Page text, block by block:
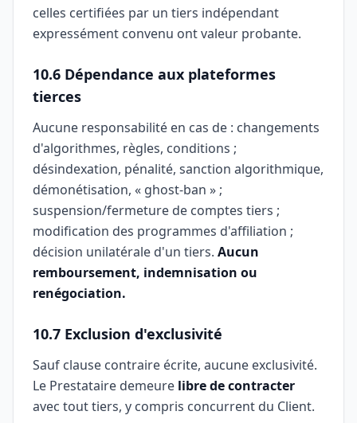
celles certifiées par un tiers indépendant
expressément convenu ont valeur probante.
10.6 Dépendance aux plateformes
tierces
Aucune responsabilité en cas de : changements
d'algorithmes, règles, conditions ;
désindexation, pénalité, sanction algorithmique,
démonétisation, « ghost-ban » ;
suspension/fermeture de comptes tiers ;
modification des programmes d'affiliation ;
décision unilatérale d'un tiers. Aucun
remboursement, indemnisation ou
renégociation.
10.7 Exclusion d'exclusivité
Sauf clause contraire écrite, aucune exclusivité.
Le Prestataire demeure libre de contracter
avec tout tiers, y compris concurrent du Client.